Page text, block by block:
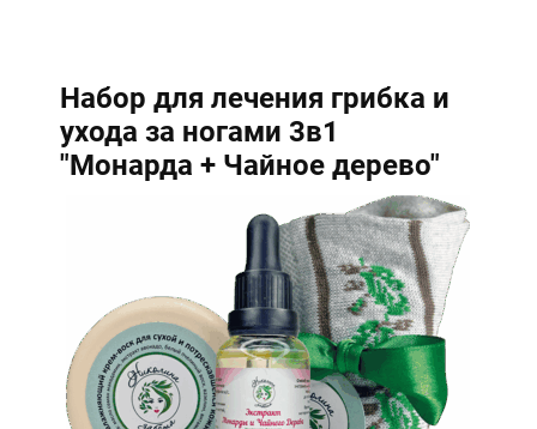
Набор для лечения грибка и
ухода за ногами 3в1
"Монарда + Чайное дерево"